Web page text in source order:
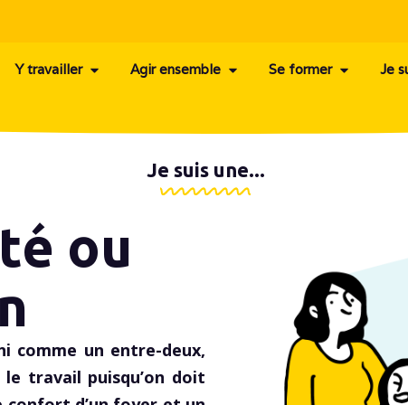
Y travailler Agir ensemble Se former Je
Je suis une...
ou
comme un entre-deux,
travail puisqu’on doit